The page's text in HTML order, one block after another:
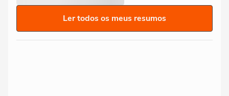
Ler todos os meus resumos